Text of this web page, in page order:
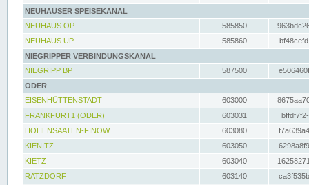
NEUHAUSER SPEISEKANAL
NEUHAUS OP
585850
NEUHAUS UP
585860
NIEGRIPPER VERBINDUNGSKANAL
NIEGRIPP BP
587500
ODER
EISENHÜTTENSTADT
603000
FRANKFURT1 (ODER)
603031
HOHENSAATEN-FINOW
603080
KIENITZ
603050
KIETZ
603040
RATZDORF
603140